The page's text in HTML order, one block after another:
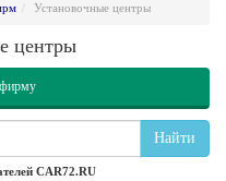
Установочные центры
центры
Найти
CAR72.RU